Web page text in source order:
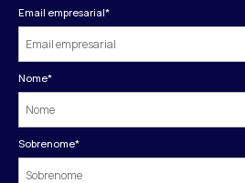
Email empresarial*
Nome*
Sobrenome*